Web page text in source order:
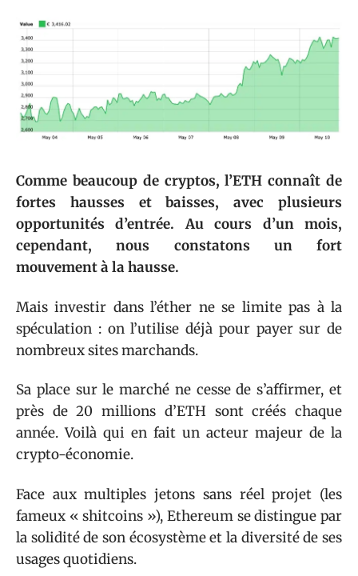
Comme beaucoup de cryptos, l’ETH connaît de
fortes hausses et baisses, avec plusieurs
opportunités d’entrée. Au cours d’un mois,
cependant, nous constatons un fort
mouvement à la hausse.
Mais investir dans l’éther ne se limite pas à la
spéculation : on l’utilise déjà pour payer sur de
nombreux sites marchands.
Sa place sur le marché ne cesse de s’affirmer, et
près de 20 millions d’ETH sont créés chaque
année. Voilà qui en fait un acteur majeur de la
crypto-économie.
Face aux multiples jetons sans réel projet (les
fameux « shitcoins »), Ethereum se distingue par
la solidité de son écosystème et la diversité de ses
usages quotidiens.